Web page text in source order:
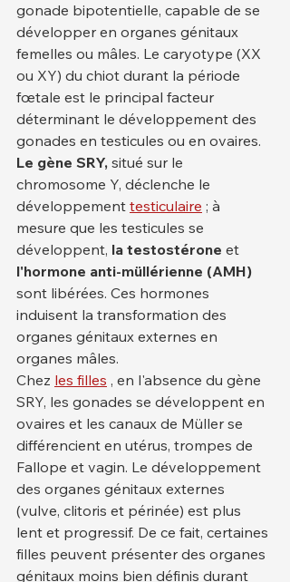
gonade bipotentielle, capable de se
développer en organes génitaux
femelles ou mâles. Le caryotype (XX
ou XY) du chiot durant la période
fœtale est le principal facteur
déterminant le développement des
gonades en testicules ou en ovaires.
Le gène SRY, situé sur le
chromosome Y, déclenche le
développement testiculaire ; à
mesure que les testicules se
développent, la testostérone et
l'hormone anti-müllérienne (AMH)
sont libérées. Ces hormones
induisent la transformation des
organes génitaux externes en
organes mâles.
Chez les filles , en l'absence du gène
SRY, les gonades se développent en
ovaires et les canaux de Müller se
différencient en utérus, trompes de
Fallope et vagin. Le développement
des organes génitaux externes
(vulve, clitoris et périnée) est plus
lent et progressif. De ce fait, certaines
filles peuvent présenter des organes
génitaux moins bien définis durant